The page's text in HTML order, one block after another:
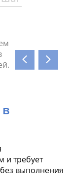
и требует
выполнения